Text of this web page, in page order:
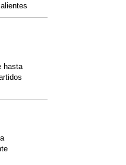
hasta